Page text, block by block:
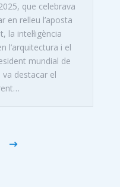
que celebrava
en relleu l’aposta
la intel·ligència
l’arquitectura i el
mundial de
va destacar el